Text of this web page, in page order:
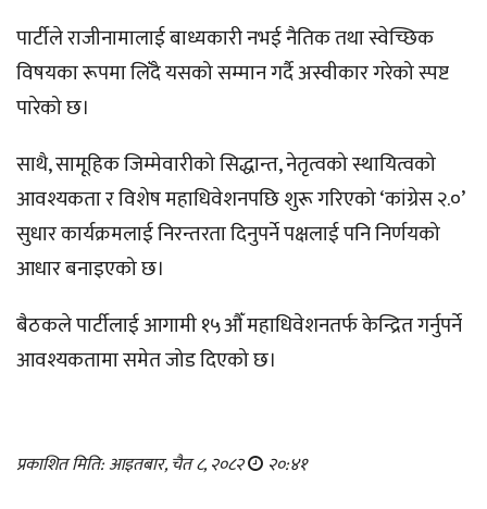
पार्टीले राजीनामालाई बाध्यकारी नभई नैतिक तथा स्वेच्छिक
विषयका रूपमा लिँदै यसको सम्मान गर्दै अस्वीकार गरेको स्पष्ट
पारेको छ।
साथै, सामूहिक जिम्मेवारीको सिद्धान्त, नेतृत्वको स्थायित्वको
आवश्यकता र विशेष महाधिवेशनपछि शुरू गरिएको ‘कांग्रेस २.०’
सुधार कार्यक्रमलाई निरन्तरता दिनुपर्ने पक्षलाई पनि निर्णयको
आधार बनाइएको छ।
बैठकले पार्टीलाई आगामी १५औँ महाधिवेशनतर्फ केन्द्रित गर्नुपर्ने
आवश्यकतामा समेत जोड दिएको छ।
प्रकाशित मिति: आइतबार, चैत ८, २०८२ २०:४१